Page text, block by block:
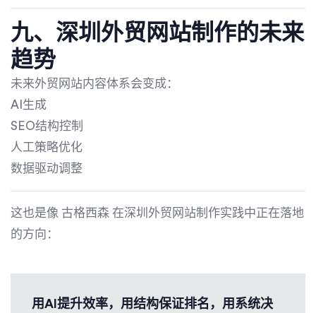
九、深圳外贸网站制作的未来
趋势
未来外贸网站内容体系会变成：
AI生成
SEO结构控制
人工策略优化
数据驱动调整
这也是像 古格西森 在深圳外贸网站制作实践中正在落地
的方向：
用AI提升效率，用结构保证排名，用系统决